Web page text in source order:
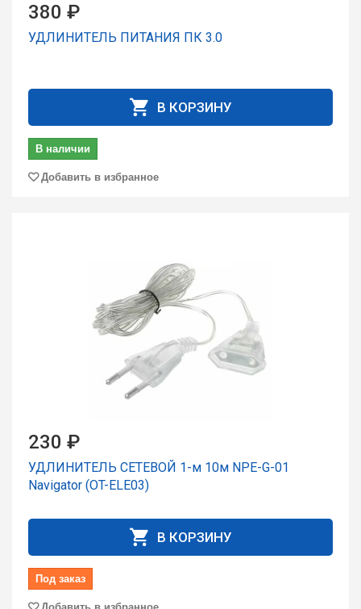
380 ₽
УДЛИНИТЕЛЬ ПИТАНИЯ ПК 3.0
В КОРЗИНУ
В наличии
Добавить в избранное
230 ₽
УДЛИНИТЕЛЬ СЕТЕВОЙ 1-м 10м NPE-G-01
Navigator (OT-ELE03)
В КОРЗИНУ
Под заказ